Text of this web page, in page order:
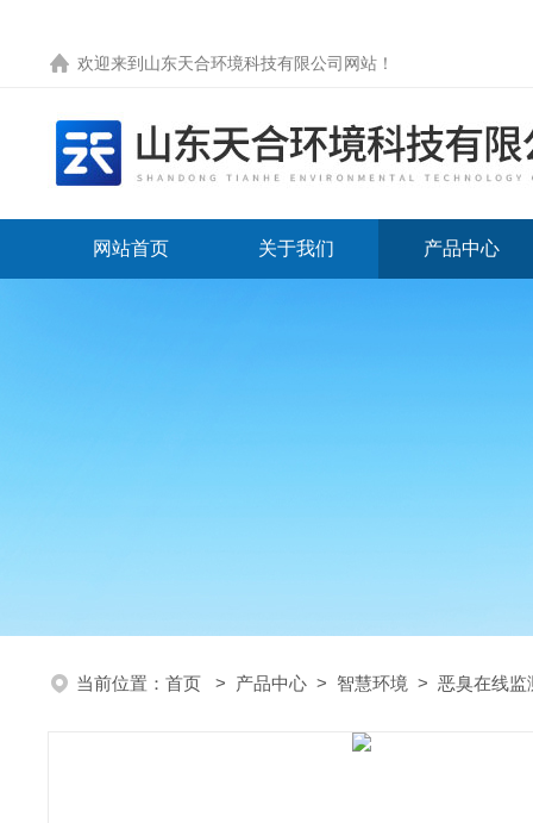
欢迎来到 山东天合环境科技有限公司网站 ！
网站首页 关于我们 产品中心
当前位置： 首页 > 产品中心 > 智慧环境 > 恶臭在线监